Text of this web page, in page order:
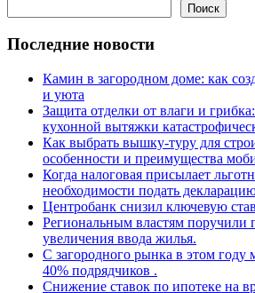
Поиск
Последние новости
Камин в загородном доме: как
и уюта
Защита отделки от влаги и
кухонной вытяжки
Как выбрать вышку-туру для
особенности и преимущества
Когда налоговая присылает
необходимости подать
Центробанк снизил ключевую
Региональным властям поручили
увеличения ввода жилья.
С загородного рынка в этом году
40% подрядчиков .
Снижение ставок по ипотеке на